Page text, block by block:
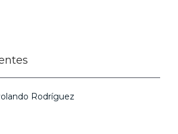
Rodríguez